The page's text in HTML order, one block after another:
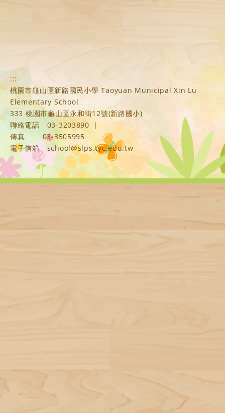
:::
桃園市龜山區新路國民小學 Taoyuan Municipal Xin Lu
Elementary School
333 桃園市龜山區永和街12號(新路國小)
聯絡電話
03-3203890
|
傳真
03-3505995
電子信箱
school@slps.tyc.edu.tw